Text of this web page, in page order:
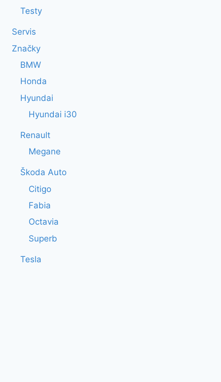
Testy
Servis
Značky
BMW
Honda
Hyundai
Hyundai i30
Renault
Megane
Škoda Auto
Citigo
Fabia
Octavia
Superb
Tesla